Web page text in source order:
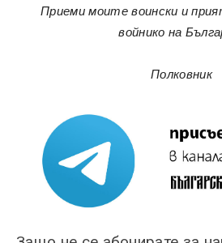
Приеми моите воински и
войнико на
Полковник